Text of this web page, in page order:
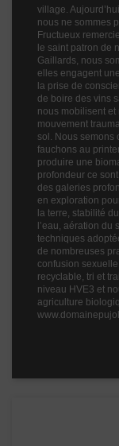
village.
nous ne sommes
Fructueux
le saint patron de
Gaillards, nous
elles engagent
la prise de
de boire des vins
nous mobilisent
mouvement
sol. Nous semons
fauchons au
produire une
profondeur ce
des galeries
en exploration
la terre, stabilité
l’eau, aération du
techniques
de nombreuses
confusion
recyclable, tri et
niveau HVE3 et
agriculture